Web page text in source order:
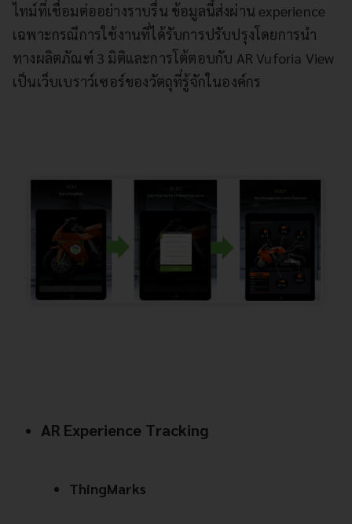
ไทม์ที่เชื่อมต่ออย่างราบรื่น ข้อมูลนี้ส่งผ่าน experience
เฉพาะกรณีการใช้งานที่ได้รับการปรับปรุงโดยการนำ
ทางผลิตภัณฑ์ 3 มิติและการโต้ตอบกับ AR Vuforia View
เป็นเว็บเบราว์เซอร์ของวัตถุที่รู้จักในองค์กร
AR Experience Tracking
ThingMarks